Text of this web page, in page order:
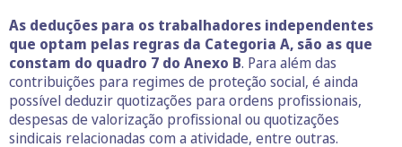
As deduções para os trabalhadores independentes
que optam pelas regras da Categoria A, são as que
constam do quadro 7 do Anexo B. Para além das
contribuições para regimes de proteção social, é ainda
possível deduzir quotizações para ordens profissionais,
despesas de valorização profissional ou quotizações
sindicais relacionadas com a atividade, entre outras.